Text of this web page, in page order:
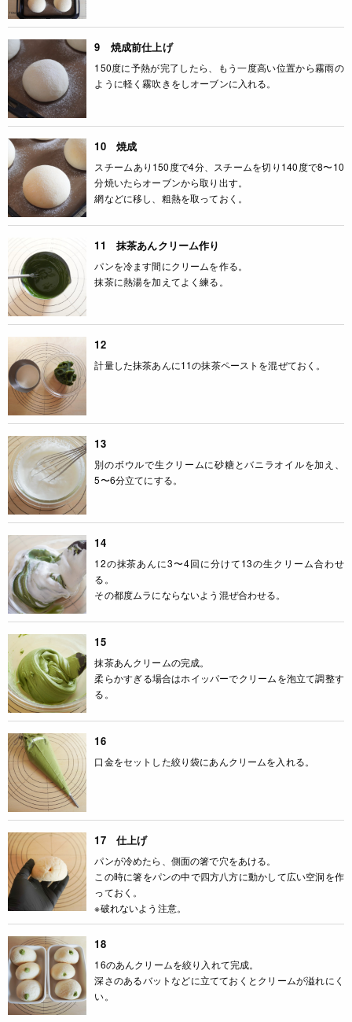
9 焼成前仕上げ
150度に予熱が完了したら、もう一度高い位置から霧雨の
ように軽く霧吹きをしオーブンに入れる。
10 焼成
スチームあり150度で4分、スチームを切り140度で8〜10
分焼いたらオーブンから取り出す。
網などに移し、粗熱を取っておく。
11 抹茶あんクリーム作り
パンを冷ます間にクリームを作る。
抹茶に熱湯を加えてよく練る。
12
計量した抹茶あんに11の抹茶ペーストを混ぜておく。
13
別のボウルで生クリームに砂糖とバニラオイルを加え、
5〜6分立てにする。
14
12の抹茶あんに3〜4回に分けて13の生クリーム合わせ
る。
その都度ムラにならないよう混ぜ合わせる。
15
抹茶あんクリームの完成。
柔らかすぎる場合はホイッパーでクリームを泡立て調整す
る。
16
口金をセットした絞り袋にあんクリームを入れる。
17 仕上げ
パンが冷めたら、側面の箸で穴をあける。
この時に箸をパンの中で四方八方に動かして広い空洞を作
っておく。
※破れないよう注意。
18
16のあんクリームを絞り入れて完成。
深さのあるバットなどに立てておくとクリームが溢れにく
い。